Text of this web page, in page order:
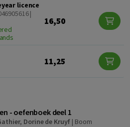
licence
|
16,50
11,25
- oefenboek deel 1
, Dorine de Kruyf | Boom